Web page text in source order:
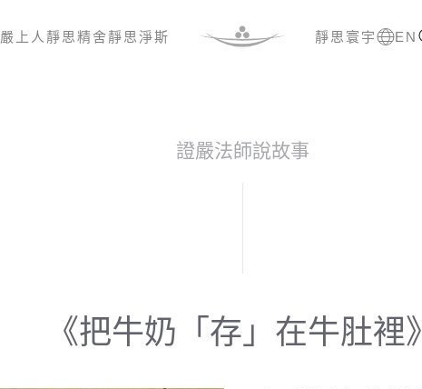
上人 靜思精舍靜思淨斯 靜思寰宇 EN
證嚴法師說故事
《把牛奶「存」在牛肚裡》